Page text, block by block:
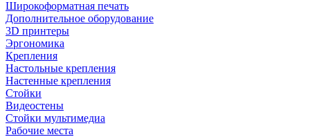
Широкоформатная печать
Дополнительное оборудование
3D принтеры
Эргономика
Крепления
Настольные крепления
Настенные крепления
Стойки
Видеостены
Стойки мультимедиа
Рабочие места